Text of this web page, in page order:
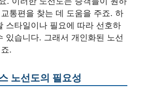
통편을 찾는 데 도움을 주죠. 하
스타일이나 필요에 따라 선호하
있습니다. 그래서 개인화된 노선
.
노선도의 필요성